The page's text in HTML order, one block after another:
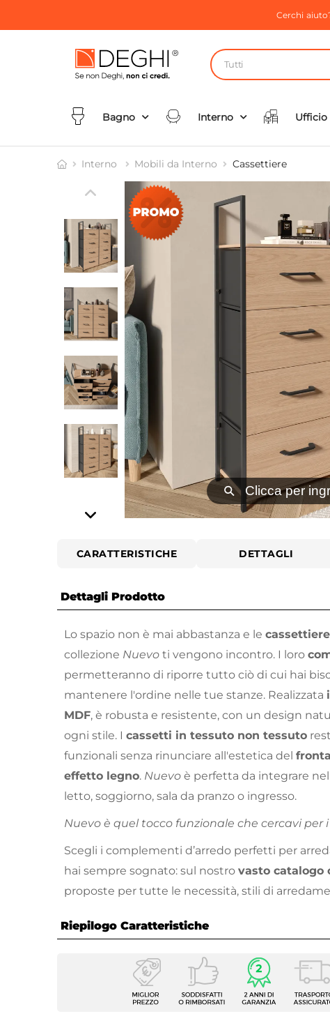
Cerchi
Tutti
Bagno Interno Ufficio
Interno Mobili da Interno Cassettiere
⚲ Clicca per
CARATTERISTICHE DETTAGLI
Dettagli Prodotto
Lo spazio non è mai abbastanza e le cassettiere
collezione Nuevo ti vengono incontro. I loro
permetteranno di riporre tutto ciò di cui hai
mantenere l'ordine nelle tue stanze. Realizzata
MDF, è robusta e resistente, con un design
ogni stile. I cassetti in tessuto non tessuto
funzionali senza rinunciare all'estetica del
effetto legno. Nuevo è perfetta da integrare
letto, soggiorno, sala da pranzo o ingresso.
Nuevo è quel tocco funzionale che cercavi per
Scegli i complementi d’arredo perfetti per
hai sempre sognato: sul nostro vasto catalogo
proposte per tutte le necessità, stili di
Riepilogo Caratteristiche
Caratteristiche
Nuevo